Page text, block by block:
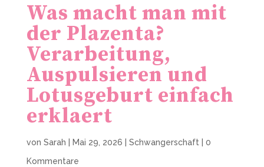
Was macht man mit
der Plazenta?
Verarbeitung,
Auspulsieren und
Lotusgeburt einfach
erklaert
von Sarah Mai 29, 2026 Schwangerschaft
0
Kommentare